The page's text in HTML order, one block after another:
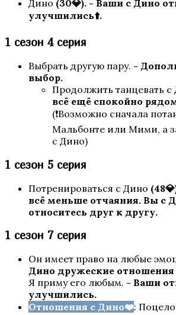
Теодора
Дино (30💎). - Ваши с Дино
улучшились⬆️.
1 сезон 4 серия
Выбрать другую пару. -
выбор.
Продолжить танцевать с
всё ещё спокойно
(❗Возможно сначала
Мальбонте или Мими, а
с Дино)
1 сезон 5 серия
Потренироваться с Дино
всё меньше отчаяния. Вы с
относитесь друг к другу.
1 сезон 7 серия
Он имеет право на любые
Дино дружеские
Я приму его любым. - Ваши
улучшились.
Отношения с Дино❤️: